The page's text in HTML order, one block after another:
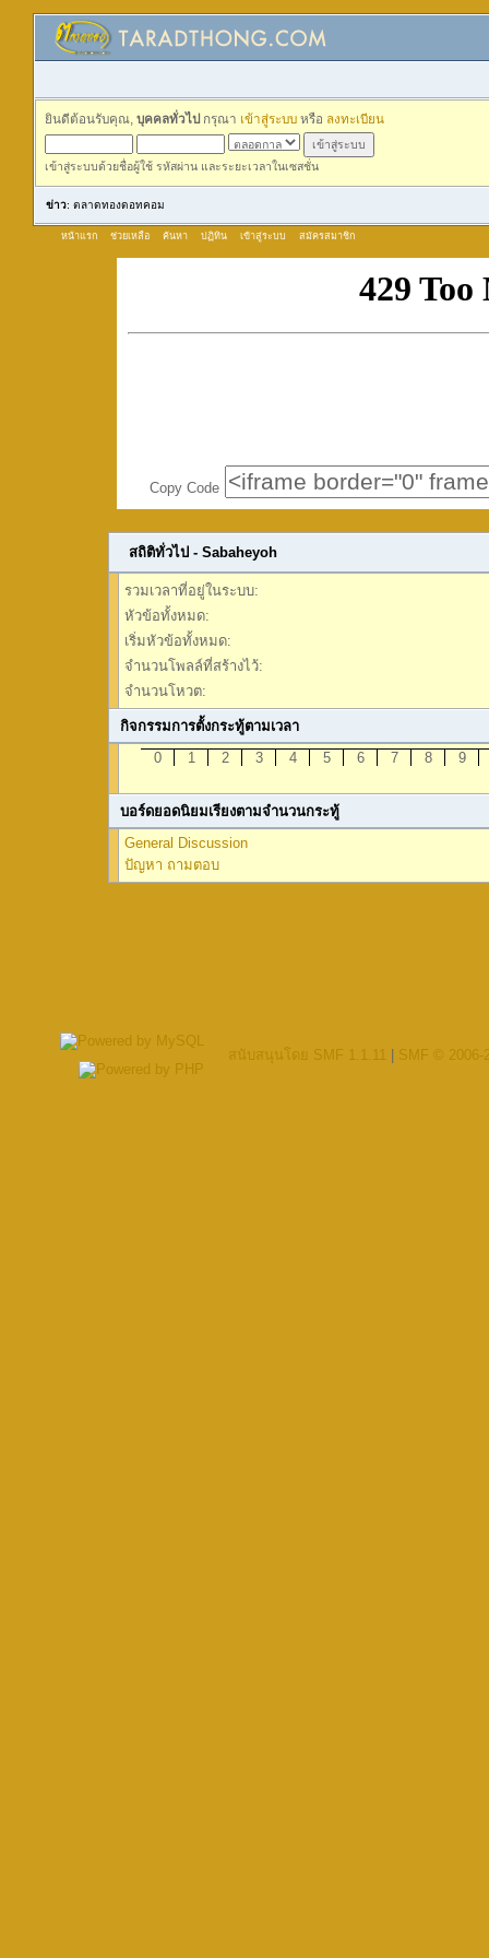
ยินดีต้อนรับคุณ, บุคคลทั่วไป กรุณา เข้าสู่ระบบ หรือ ลงทะเบียน
เข้าสู่ระบบด้วยชื่อผู้ใช้ รหัสผ่าน และระยะเวลาในเซสชั่น
ข่าว: ตลาดทองดอทคอม
หน้าแรก ช่วยเหลือ ค้นหา ปฏิทิน เข้าสู่ระบบ สมัครสมาชิก
Copy Code
สถิติทั่วไป - Sabaheyoh
รวมเวลาที่อยู่ในระบบ:
หัวข้อทั้งหมด:
เริ่มหัวข้อทั้งหมด:
จำนวนโพลล์ที่สร้างไว้:
จำนวนโหวต:
กิจกรรมการตั้งกระทู้ตามเวลา
0
1 2 3 4 5 6 7 8 9
บอร์ดยอดนิยมเรียงตามจำนวนกระทู้
General Discussion
ปัญหา ถามตอบ
สนับสนุนโดย SMF 1.1.11 | SMF © 2006-